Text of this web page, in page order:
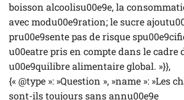
boisson alcoolisu00e9e, la
avec modu00e9ration; le sucre
pru00e9sente pas de risque
u00eatre pris en compte dans le cadre
u00e9quilibre alimentaire global. »}},
{« @type »: »Question », »name »: »Les
sont-ils toujours sans annu00e9e